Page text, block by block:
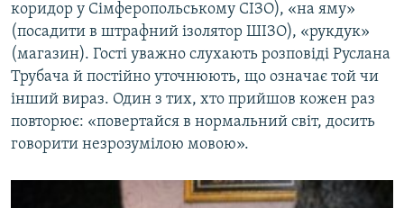
коридор у Сімферопольському СІЗО), «на яму»
(посадити в штрафний ізолятор ШІЗО), «рукдук»
(магазин). Гості уважно слухають розповіді Руслана
Трубача й постійно уточнюють, що означає той чи
інший вираз. Один з тих, хто прийшов кожен раз
повторює: «повертайся в нормальний світ, досить
говорити незрозумілою мовою».